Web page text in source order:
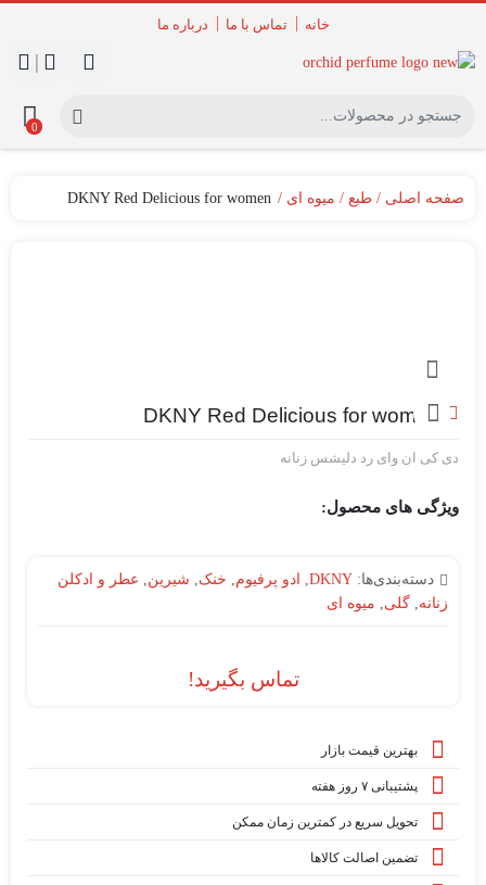
خانه تماس با ما درباره ما
|
0
صفحه اصلی طبع میوه ای DKNY Red Delicious for women
DKNY Red Delicious for women
دی کی ان وای رد دلیشس زنانه
ویژگی های محصول:
دسته‌بندی‌ها: DKNY
, ادو پرفیوم, خنک, شیرین, عطر و ادکلن
زنانه, گلی, میوه ای
تماس بگیرید!
بهترین قیمت بازار
پشتیبانی ۷ روز هفته
تحویل سریع در کمترین زمان ممکن
تضمین اصالت کالاها